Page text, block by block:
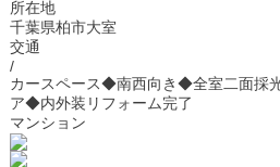
所在地
千葉県柏市大室
交通
/
カースペース◆南西向き◆全室二面採
ア◆内外装リフォーム完了
マンション